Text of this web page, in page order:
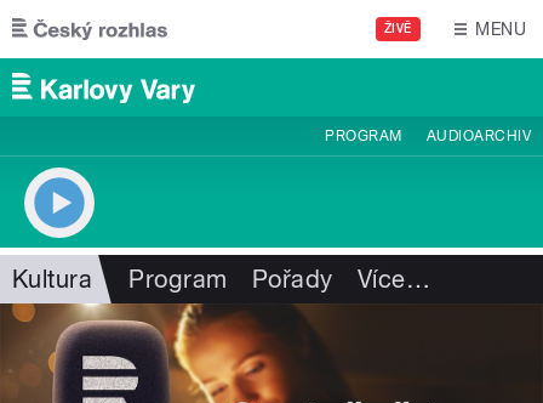
Přejít k hlavnímu obsahu
ŽIVĚ MENU
PROGRAM AUDIOARCHIV
Kultura Program Pořady Více…